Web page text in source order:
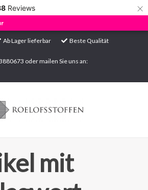
Reviews ×
Ab Lager lieferbar
Beste Qualität
oder mailen Sie uns an:
mit